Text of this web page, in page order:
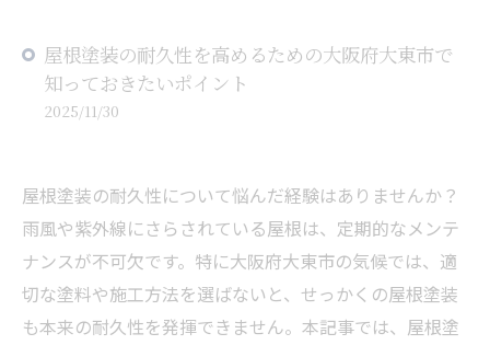
屋根塗装の耐久性を高めるための大阪府大東市で
知っておきたいポイント
2025/11/30
屋根塗装の耐久性について悩んだ経験はありませんか？
雨風や紫外線にさらされている屋根は、定期的なメンテ
ナンスが不可欠です。特に大阪府大東市の気候では、適
切な塗料や施工方法を選ばないと、せっかくの屋根塗装
も本来の耐久性を発揮できません。本記事では、屋根塗